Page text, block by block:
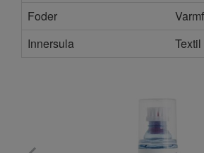
Foder
Innersula
Textil